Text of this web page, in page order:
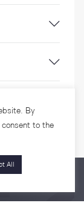
By
to the
All